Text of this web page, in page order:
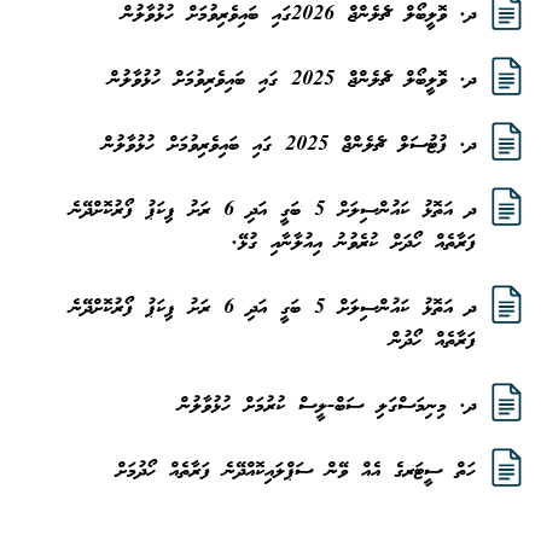
ދ. ވޮލީބޯލް ޗެލެންޖް 2026ގައި ބައިވެރިވުމަށް ހުޅުވާލުން
ދ. ވޮލީބޯލް ޗެލެންޖް 2025 ގައި ބައިވެރިވުމަށް ހުޅުވާލުން
ދ. ފުޓުސަލް ޗެލެންޖް 2025 ގައި ބައިވެރިވުމަށް ހުޅުވާލުން
ދ އަތޮޅު ކައުންސިލަށް 5 ބަގީ އަދި 6 ރަށު ޕިކަޕު ފޯރުކޮށްދޭނެ
ފަރާތެއް ހޯދަށް ކުރެވުނު އިއުލާނާއި ގުޅޭ.
ދ އަތޮޅު ކައުންސިލަށް 5 ބަގީ އަދި 6 ރަށު ޕިކަޕު ފޯރުކޮށްދޭނެ
ފަރާތެއް ހޯދުން
ދ. މިނިމަސްގަލި ސަބް-ލީސް ކުރުމަށް ހުޅުވާލުން
ހަތް ސީޓަރގެ އެއް ވޭން ސަޕްލައިކޮއްދޭނެ ފަރާތެއް ހޯދުމަށް